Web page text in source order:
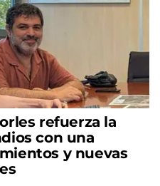
refuerza la
con una
y nuevas